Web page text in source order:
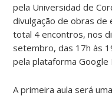
pela Universidad de
divulgação de obras de
total 4 encontros, nos
setembro, das 17h às
pela plataforma Google
A primeira aula será